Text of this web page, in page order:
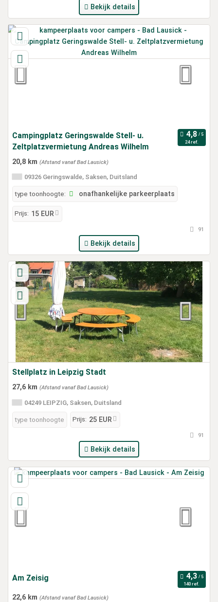
Bekijk details
Campingplatz Geringswalde Stell- u.
Zeltplatzvermietung Andreas Wilhelm
24 ref.
20,8 km (Afstand vanaf Bad Lausick)
09326 Geringswalde, Saksen, Duitsland
type toonhoogte: onafhankelijke parkeerplaats
Prijs: 15 EUR
91
Bekijk details
Stellplatz in Leipzig Stadt
27,6 km (Afstand vanaf Bad Lausick)
04249 LEIPZIG, Saksen, Duitsland
type toonhoogte Prijs: 25 EUR
91
Bekijk details
Am Zeisig
140 ref.
22,6 km (Afstand vanaf Bad Lausick)